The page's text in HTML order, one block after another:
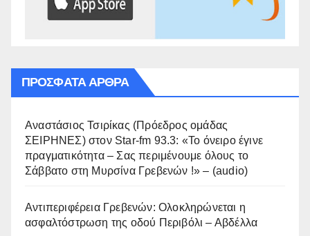
ΠΡΌΣΦΑΤΑ ΆΡΘΡΑ
Αναστάσιος Τσιρίκας (Πρόεδρος ομάδας
ΣΕΙΡΗΝΕΣ) στον Star-fm 93.3: «Το όνειρο έγινε
πραγματικότητα – Σας περιμένουμε όλους το
Σάββατο στη Μυρσίνα Γρεβενών !» – (audio)
Αντιπεριφέρεια Γρεβενών: Ολοκληρώνεται η
ασφαλτόστρωση της οδού Περιβόλι – Αβδέλλα